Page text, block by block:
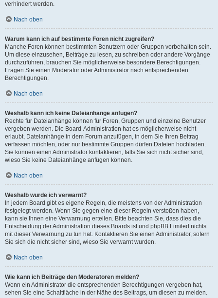
verhindert werden.
Nach oben
Warum kann ich auf bestimmte Foren nicht zugreifen?
Manche Foren können bestimmten Benutzern oder Gruppen vorbehalten sein.
Um diese einzusehen, Beiträge zu lesen, zu schreiben oder andere Vorgänge
durchzuführen, brauchen Sie möglicherweise besondere Berechtigungen.
Fragen Sie einen Moderator oder Administrator nach entsprechenden
Berechtigungen.
Nach oben
Weshalb kann ich keine Dateianhänge anfügen?
Rechte für Dateianhänge können für Foren, Gruppen und einzelne Benutzer
vergeben werden. Die Board-Administration hat es möglicherweise nicht
erlaubt, Dateianhänge in dem Forum anzufügen, in dem Sie Ihren Beitrag
verfassen möchten, oder nur bestimmte Gruppen dürfen Dateien hochladen.
Sie können einen Administrator kontaktieren, falls Sie sich nicht sicher sind,
wieso Sie keine Dateianhänge anfügen können.
Nach oben
Weshalb wurde ich verwarnt?
In jedem Board gibt es eigene Regeln, die meistens von der Administration
festgelegt werden. Wenn Sie gegen eine dieser Regeln verstoßen haben,
kann sie Ihnen eine Verwarnung erteilen. Bitte beachten Sie, dass dies die
Entscheidung der Administration dieses Boards ist und phpBB Limited nichts
mit dieser Verwarnung zu tun hat. Kontaktieren Sie einen Administrator, sofern
Sie sich die nicht sicher sind, wieso Sie verwarnt wurden.
Nach oben
Wie kann ich Beiträge den Moderatoren melden?
Wenn ein Administrator die entsprechenden Berechtigungen vergeben hat,
sehen Sie eine Schaltfläche in der Nähe des Beitrags, um diesen zu melden.